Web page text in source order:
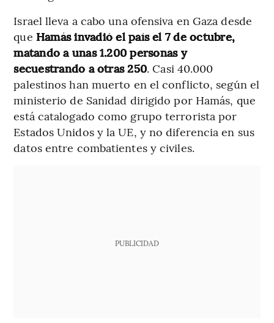
Israel lleva a cabo una ofensiva en Gaza desde
que Hamás invadió el país el 7 de octubre,
matando a unas 1.200 personas y
secuestrando a otras 250. Casi 40.000
palestinos han muerto en el conflicto, según el
ministerio de Sanidad dirigido por Hamás, que
está catalogado como grupo terrorista por
Estados Unidos y la UE, y no diferencia en sus
datos entre combatientes y civiles.
PUBLICIDAD